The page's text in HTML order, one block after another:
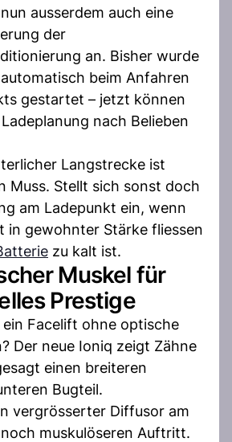
ausserdem auch eine
der
an. Bisher wurde
beim Anfahren
gestartet – jetzt können
nach Belieben
Langstrecke ist
Muss. Stellt sich sonst doch
am Ladepunkt ein, wenn
in gewohnter Stärke fliessen
zu kalt ist.
Muskel für
Prestige
Facelift ohne optische
Der neue Ioniq zeigt Zähne
einen breiteren
Bugteil.
vergrösserter Diffusor am
muskulöseren Auftritt.